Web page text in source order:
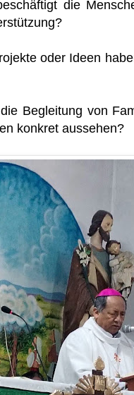
die
oder Ideen
Begleitung von
konkret aussehen?